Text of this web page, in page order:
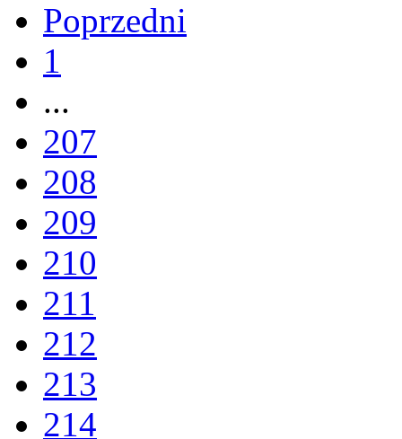
Poprzedni
1
...
207
208
209
210
211
212
213
214